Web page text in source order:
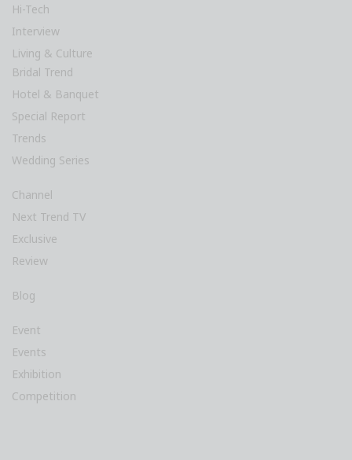
Hi-Tech
Interview
Living & Culture
Bridal Trend
Hotel & Banquet
Special Report
Trends
Wedding Series
Channel
Next Trend TV
Exclusive
Review
Blog
Event
Events
Exhibition
Competition